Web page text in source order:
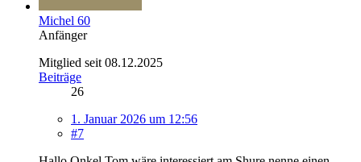
Michel 60
Anfänger
Mitglied seit 08.12.2025
Beiträge
26
1. Januar 2026 um 12:56
#7